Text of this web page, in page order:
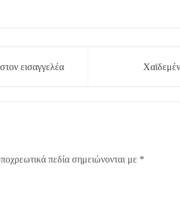
εισαγγελέα
πεδία σημειώνονται με *